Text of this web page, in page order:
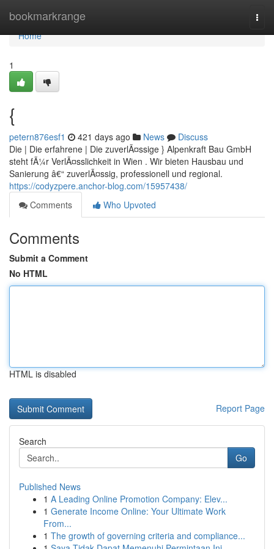
bookmarkrange
Home
Home
1
{
petern876esf1 421 days ago News
Discuss
Die | Die erfahrene | Die zuverlÃ¤ssige } Alpenkraft Bau GmbH
steht fÃ¼r VerlÃ¤sslichkeit in Wien . Wir bieten Hausbau und
Sanierung â€“ zuverlÃ¤ssig, professionell und regional.
https://codyzpere.anchor-blog.com/15957438/
Comments
Who Upvoted
Comments
Submit a Comment
No HTML
HTML is disabled
Report Page
Search
Go
Published News
1 A Leading Online Promotion Company: Elev...
1 Generate Income Online: Your Ultimate Work
From...
1 The growth of governing criteria and compliance...